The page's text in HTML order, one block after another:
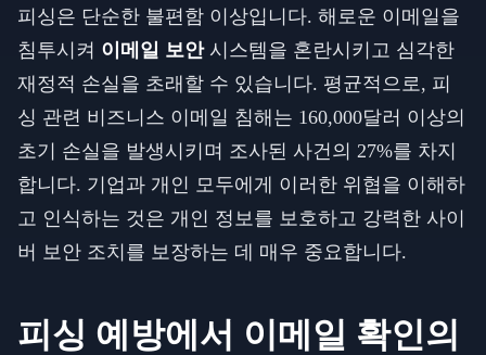
피싱은 단순한 불편함 이상입니다. 해로운 이메일을
침투시켜 이메일 보안시스템을 혼란시키고 심각한
재정적 손실을 초래할 수 있습니다. 평균적으로, 피
싱 관련 비즈니스 이메일 침해는 160,000달러 이상의
초기 손실을 발생시키며 조사된 사건의 27%를 차지
합니다. 기업과 개인 모두에게 이러한 위협을 이해하
고 인식하는 것은 개인 정보를 보호하고 강력한 사이
버 보안 조치를 보장하는 데 매우 중요합니다.
피싱 예방에서 이메일 확인의